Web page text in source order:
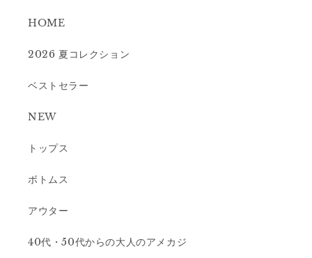
HOME
2026 夏コレクション
ベストセラー
NEW
トップス
ボトムス
アウター
40代・50代からの大人のアメカジ